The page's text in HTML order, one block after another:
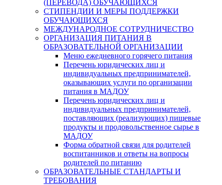
(ПЕРЕВОДА) ОБУЧАЮЩИХСЯ
СТИПЕНДИИ И МЕРЫ ПОДДЕРЖКИ
ОБУЧАЮЩИХСЯ
МЕЖДУНАРОДНОЕ СОТРУДНИЧЕСТВО
ОРГАНИЗАЦИЯ ПИТАНИЯ В
ОБРАЗОВАТЕЛЬНОЙ ОРГАНИЗАЦИИ
Меню ежедневного горячего питания
Перечень юридических лиц и
индивидуальных предпринимателей,
оказывающих услуги по организации
питания в МАДОУ
Перечень юридических лиц и
индивидуальных предпринимателей,
поставляющих (реализующих) пищевые
продукты и продовольственное сырье в
МАДОУ
Форма обратной связи для родителей
воспитанников и ответы на вопросы
родителей по питанию
ОБРАЗОВАТЕЛЬНЫЕ СТАНДАРТЫ И
ТРЕБОВАНИЯ